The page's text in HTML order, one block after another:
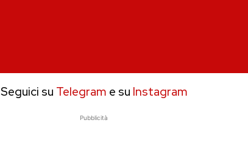
Seguici su Telegram e su Instagram
Pubblicità